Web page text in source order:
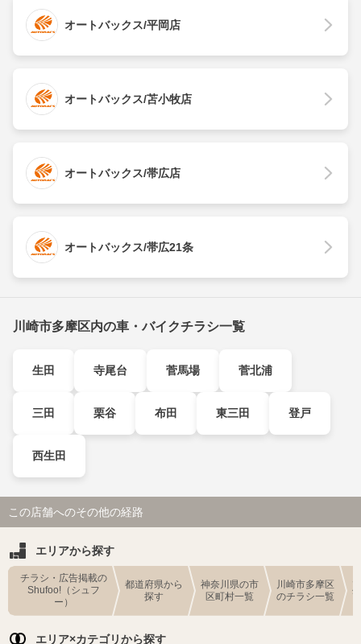
オートバックス/平岡店
オートバックス/苫小牧店
オートバックス/帯広店
オートバックス/帯広21条
川崎市多摩区内の車・バイクチラシ一覧
生田 寺尾台 菅馬場 菅北浦
三田 栗谷 布田 東三田 登戸
西生田
この店舗へのその他の経路
エリアから探す
チラシ・広告掲載の
Shufoo!（シュフ
ー）
都道府県から
探す
神奈川県の市
区町村一覧
川崎市多摩区
のチラシ一覧
エリア×カテゴリから探す